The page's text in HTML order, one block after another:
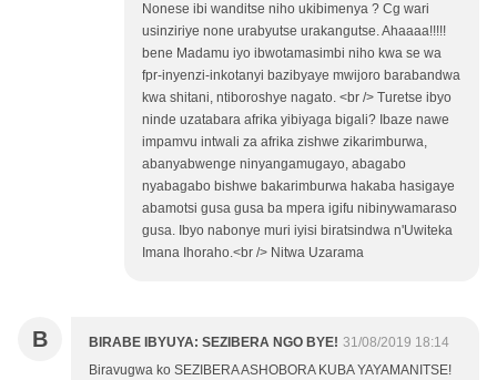
Nonese ibi wanditse niho ukibimenya ? Cg wari
usinziriye none urabyutse urakangutse. Ahaaaa!!!!!
bene Madamu iyo ibwotamasimbi niho kwa se wa
fpr-inyenzi-inkotanyi bazibyaye mwijoro barabandwa
kwa shitani, ntiboroshye nagato. <br /> Turetse ibyo
ninde uzatabara afrika yibiyaga bigali? Ibaze nawe
impamvu intwali za afrika zishwe zikarimburwa,
abanyabwenge ninyangamugayo, abagabo
nyabagabo bishwe bakarimburwa hakaba hasigaye
abamotsi gusa gusa ba mpera igifu nibinywamaraso
gusa. Ibyo nabonye muri iyisi biratsindwa n'Uwiteka
Imana Ihoraho.<br /> Nitwa Uzarama
B BIRABE IBYUYA: SEZIBERA NGO BYE! 31/08/2019 18:14
Biravugwa ko SEZIBERA ASHOBORA KUBA YAYAMANITSE!